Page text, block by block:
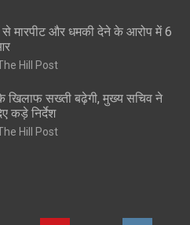
से मारपीट और धमकी देने के आरोप में 6
Hill Post
खिलाफ सख्ती बढ़ेगी, मुख्य सचिव ने
कड़े निर्देश
Hill Post